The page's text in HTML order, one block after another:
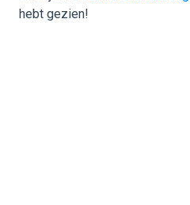
hebt gezien!